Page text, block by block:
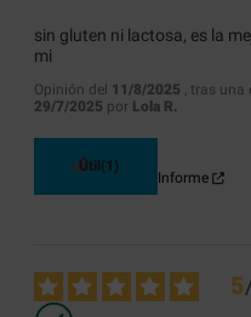
sin gluten ni lactosa, es la
mi
Opinión del 11/8/2025 , tras una
29/7/2025 por Lola R.
Útil(1)
Informe
5